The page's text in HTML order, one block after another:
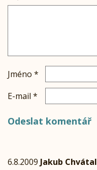
Jméno *
E-mail *
6.8.2009 Jakub Chvátal